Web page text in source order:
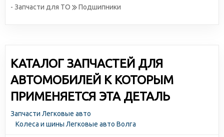
- Запчасти для ТО
Подшипники
КАТАЛОГ ЗАПЧАСТЕЙ ДЛЯ
АВТОМОБИЛЕЙ К КОТОРЫМ
ПРИМЕНЯЕТСЯ ЭТА ДЕТАЛЬ
Запчасти Легковые авто
Колеса и шины Легковые авто Волга